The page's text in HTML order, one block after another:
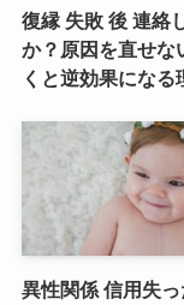
復縁 失敗 後 連絡
か？原因を直せな
くと逆効果になる
異性関係 信用失